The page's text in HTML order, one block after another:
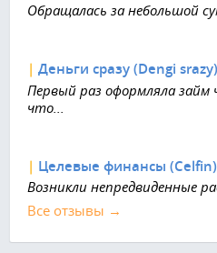
Обращалась за небольшой
| Деньги сразу (Dengi srazy)
Первый раз оформляла займ
что...
| Целевые финансы (Celfin)
Возникли непредвиденные
Все отзывы →